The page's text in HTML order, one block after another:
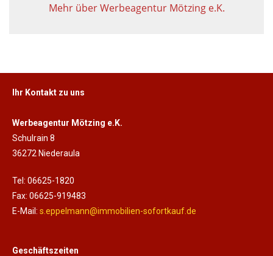
Mehr über Werbeagentur Mötzing e.K.
Ihr Kontakt zu uns
Werbeagentur Mötzing e.K.
Schulrain 8
36272 Niederaula
Tel: 06625-1820
Fax: 06625-919483
E-Mail: s.eppelmann@immobilien-sofortkauf.de
Geschäftszeiten